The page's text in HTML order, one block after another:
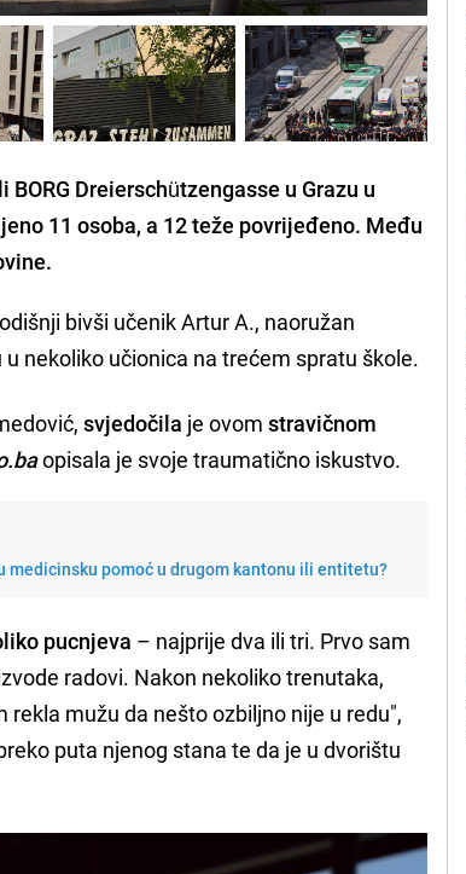
Dreierschützengasse u Grazu u
11 osoba, a 12 teže povrijeđeno. Među
bivši učenik Artur A., naoružan
nekoliko učionica na trećem spratu škole.
svjedočila je ovomstravičnom
aopisala je svoje traumatično iskustvo.
medicinsku pomoć u drugom kantonu ili entitetu?
pucnjeva – najprije dva ili tri. Prvo sam
radovi. Nakon nekoliko trenutaka,
mužu da nešto ozbiljno nije u redu",
puta njenog stana te da je u dvorištu